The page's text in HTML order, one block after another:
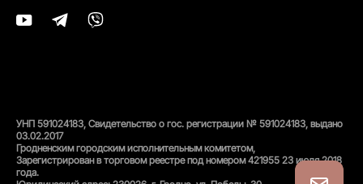
УНП 591024183, Свидетельство о гос. регистрации № 591024183, выдано
03.02.2017
Гродненским городским исполнительным комитетом,
Зарегистрирован в торговом реестре под номером 421955 23 июля 2018
года.